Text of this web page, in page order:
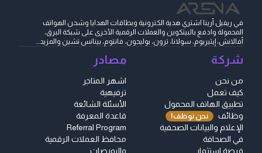
في ريفيل أرينا اشتري هدية الكترونية وبطاقات الهدايا وشحن الهواتف
المحمولة وادفع بالبيتكوين والعملات الرقمية الأخرى على شبكة البرق،
أفالانش، إيثيريوم، سولانا، ترون، بوليجون، فانتوم، بينانس تشين والمزيد...
شركة
من نحن
كيف تعمل
تطبيق الهاتف المحمول
وظائف
نحن نوظف!
الإعلام والبيانات الصحفية
في الصحافة
فرصة استثمار
مصادر
اشهر المتاجر
ترفيهية
الأسئلة الشائعة
قاعدة المعرفة
Referral Program
محافظ العملات الرقمية
والبورصات